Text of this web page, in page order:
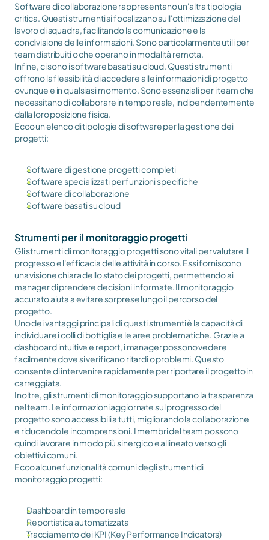
Software di collaborazione rappresentano un'altra tipologia
critica. Questi strumenti si focalizzano sull'ottimizzazione del
lavoro di squadra, facilitando la comunicazione e la
condivisione delle informazioni. Sono particolarmente utili per
team distribuiti o che operano in modalità remota.
Infine, ci sono i software basati su cloud. Questi strumenti
offrono la flessibilità di accedere alle informazioni di progetto
ovunque e in qualsiasi momento. Sono essenziali per i team che
necessitano di collaborare in tempo reale, indipendentemente
dalla loro posizione fisica.
Ecco un elenco di tipologie di software per la gestione dei
progetti:
Software di gestione progetti completi
Software specializzati per funzioni specifiche
Software di collaborazione
Software basati su cloud
Strumenti per il monitoraggio progetti
Gli strumenti di monitoraggio progetti sono vitali per valutare il
progresso e l'efficacia delle attività in corso. Essi forniscono
una visione chiara dello stato dei progetti, permettendo ai
manager di prendere decisioni informate. Il monitoraggio
accurato aiuta a evitare sorprese lungo il percorso del
progetto.
Uno dei vantaggi principali di questi strumenti è la capacità di
individuare i colli di bottiglia e le aree problematiche. Grazie a
dashboard intuitive e report, i manager possono vedere
facilmente dove si verificano ritardi o problemi. Questo
consente di intervenire rapidamente per riportare il progetto in
carreggiata.
Inoltre, gli strumenti di monitoraggio supportano la trasparenza
nel team. Le informazioni aggiornate sul progresso del
progetto sono accessibili a tutti, migliorando la collaborazione
e riducendo le incomprensioni. I membri del team possono
quindi lavorare in modo più sinergico e allineato verso gli
obiettivi comuni.
Ecco alcune funzionalità comuni degli strumenti di
monitoraggio progetti:
Dashboard in tempo reale
Reportistica automatizzata
Tracciamento dei KPI (Key Performance Indicators)